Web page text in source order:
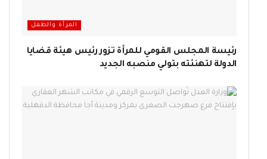
المرأة والطفل
رئيسة المجلس القومي للمرأة تزور رئيس هيئة قضايا
الدولة لتهنئته بتولي منصبه الجديد